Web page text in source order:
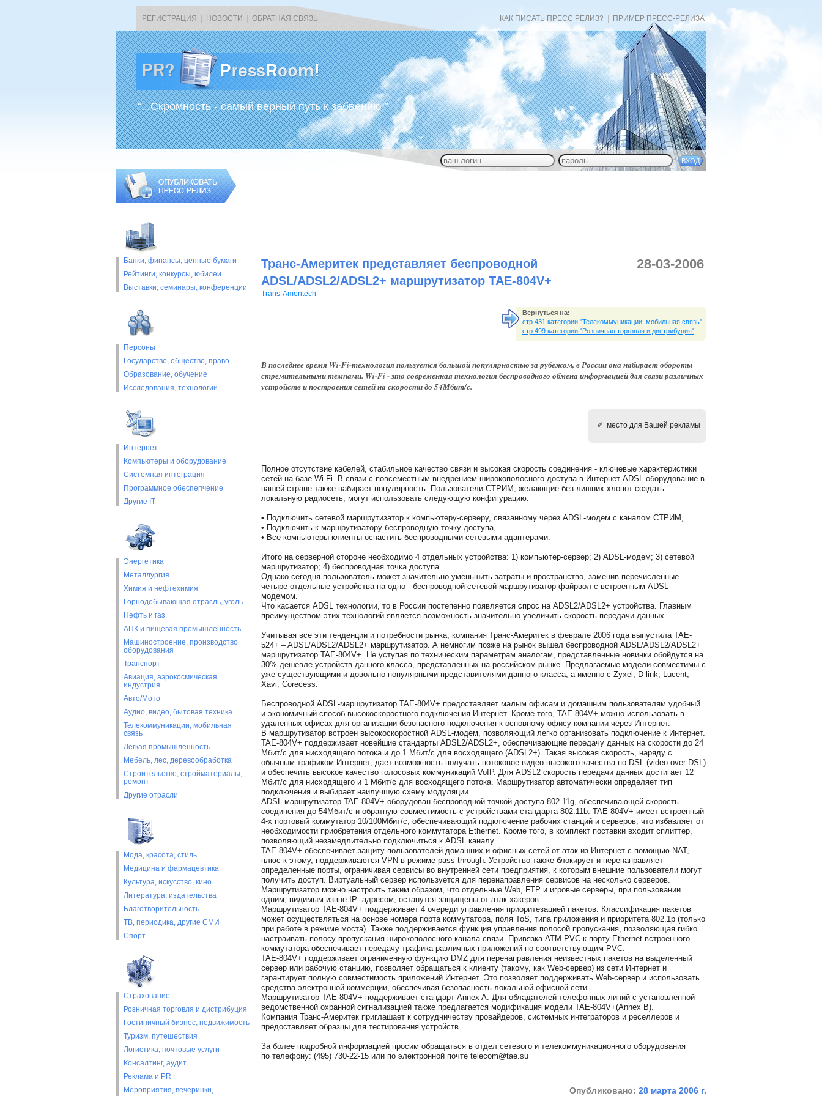
РЕГИСТРАЦИЯ НОВОСТИ ОБРАТНАЯ СВЯЗЬ КАК ПИСАТЬ ПРЕСС РЕЛИЗ? ПРИМЕР ПРЕСС-РЕЛИЗА
“...Скромность - самый верный путь к забвению!”
Банки, финансы, ценные бумаги
Рейтинги, конкурсы, юбилеи
Выставки, cеминары, конференции
Персоны
Государство, общество, право
Образование, обучение
Исследования, технологии
Интернет
Компьютеры и оборудование
Системная интеграция
Программное обеспепчение
Другие IT
Энергетика
Металлургия
Химия и нефтехимия
Горнодобывающая отрасль, уголь
Нефть и газ
АПК и пищевая промышленность
Машиностроение, производство
оборудования
Транспорт
Авиация, аэрокосмическая
индустрия
Авто/Мото
Аудио, видео, бытовая техника
Телекоммуникации, мобильная
связь
Легкая промышленность
Мебель, лес, деревообработка
Строительство, стройматериалы,
ремонт
Другие отрасли
Мода, красота, стиль
Медицина и фармацевтика
Культура, искусство, кино
Литература, издательства
Благотворительность
ТВ, периодика, другие СМИ
Спорт
Страхование
Розничная торговля и дистрибуция
Гостиничный бизнес, недвижимость
Туризм, путешествия
Логистика, почтовые услуги
Консалтинг, аудит
Реклама и PR
Мероприятия, вечеринки,
Транс-Америтек представляет беспроводной
ADSL/ADSL2/ADSL2+ маршрутизатор TAE-804V+
Trans-Ameritech
28-03-2006
Вернуться на:
стр.431 категории "Телекоммуникации, мобильная связь"
стр.499 категории "Розничная торговля и дистрибуция"
В последнее время Wi-Fi-технология пользуется большой популярностью за рубежом, в России она набирает обороты
стремительными темпами. Wi-Fi - это современная технология беспроводного обмена информацией для связи различных
устройств и построения сетей на скорости до 54Мбит/с.
✐ место для Вашей рекламы
Полное отсутствие кабелей, стабильное качество связи и высокая скорость соединения - ключевые характеристики
сетей на базе Wi-Fi. В связи с повсеместным внедрением широкополосного доступа в Интернет ADSL оборудование в
нашей стране также набирает популярность. Пользователи СТРИМ, желающие без лишних хлопот создать
локальную радиосеть, могут использовать следующую конфигурацию:
• Подключить сетевой маршрутизатор к компьютеру-серверу, связанному через ADSL-модем с каналом СТРИМ,
• Подключить к маршрутизатору беспроводную точку доступа,
• Все компьютеры-клиенты оснастить беспроводными сетевыми адаптерами.
Итого на серверной стороне необходимо 4 отдельных устройства: 1) компьютер-сервер; 2) ADSL-модем; 3) сетевой
маршрутизатор; 4) беспроводная точка доступа.
Однако сегодня пользователь может значительно уменьшить затраты и пространство, заменив перечисленные
четыре отдельные устройства на одно - беспроводной сетевой маршрутизатор-файрвол с встроенным ADSL-
модемом.
Что касается ADSL технологии, то в России постепенно появляется спрос на ADSL2/ADSL2+ устройства. Главным
преимуществом этих технологий является возможность значительно увеличить скорость передачи данных.
Учитывая все эти тенденции и потребности рынка, компания Транс-Америтек в феврале 2006 года выпустила TAE-
524+ – ADSL/ADSL2/ADSL2+ маршрутизатор. А немногим позже на рынок вышел беспроводной ADSL/ADSL2/ADSL2+
маршрутизатор TAE-804V+. Не уступая по техническим параметрам аналогам, представленные новинки обойдутся на
30% дешевле устройств данного класса, представленных на российском рынке. Предлагаемые модели совместимы с
уже существующими и довольно популярными представителями данного класса, а именно с Zyxel, D-link, Lucent,
Xavi, Corecess.
Беспроводной ADSL-маршрутизатор TAE-804V+ предоставляет малым офисам и домашним пользователям удобный
и экономичный способ высокоскоростного подключения Интернет. Кроме того, TAE-804V+ можно использовать в
удаленных офисах для организации безопасного подключения к основному офису компании через Интернет.
В маршрутизатор встроен высокоскоростной ADSL-модем, позволяющий легко организовать подключение к Интернет.
TAE-804V+ поддерживает новейшие стандарты ADSL2/ADSL2+, обеспечивающие передачу данных на скорости до 24
Мбит/с для нисходящего потока и до 1 Мбит/с для восходящего (ADSL2+). Такая высокая скорость, наряду с
обычным трафиком Интернет, дает возможность получать потоковое видео высокого качества по DSL (video-over-DSL)
и обеспечить высокое качество голосовых коммуникаций VoIP. Для ADSL2 скорость передачи данных достигает 12
Мбит/с для нисходящего и 1 Мбит/с для восходящего потока. Маршрутизатор автоматически определяет тип
подключения и выбирает наилучшую схему модуляции.
ADSL-маршрутизатор TAE-804V+ оборудован беспроводной точкой доступа 802.11g, обеспечивающей скорость
соединения до 54Мбит/с и обратную совместимость с устройствами стандарта 802.11b. TAE-804V+ имеет встроенный
4-х портовый коммутатор 10/100Мбит/с, обеспечивающий подключение рабочих станций и серверов, что избавляет от
необходимости приобретения отдельного коммутатора Ethernet. Кроме того, в комплект поставки входит сплиттер,
позволяющий незамедлительно подключиться к ADSL каналу.
TAE-804V+ обеспечивает защиту пользователей домашних и офисных сетей от атак из Интернет с помощью NAT,
плюс к этому, поддерживаются VPN в режиме pass-through. Устройство также блокирует и перенаправляет
определенные порты, ограничивая сервисы во внутренней сети предприятия, к которым внешние пользователи могут
получить доступ. Виртуальный сервер используется для перенаправления сервисов на несколько серверов.
Маршрутизатор можно настроить таким образом, что отдельные Web, FTP и игровые серверы, при пользовании
одним, видимым извне IP- адресом, останутся защищены от атак хакеров.
Маршрутизатор TAE-804V+ поддерживает 4 очереди управления приоритезацией пакетов. Классификация пакетов
может осуществляться на основе номера порта коммутатора, поля ToS, типа приложения и приоритета 802.1p (только
при работе в режиме моста). Также поддерживается функция управления полосой пропускания, позволяющая гибко
настраивать полосу пропускания широкополосного канала связи. Привязка ATM PVC к порту Ethernet встроенного
коммутатора обеспечивает передачу трафика различных приложений по соответствующим PVC.
TAE-804V+ поддерживает ограниченную функцию DMZ для перенаправления неизвестных пакетов на выделенный
сервер или рабочую станцию, позволяет обращаться к клиенту (такому, как Web-сервер) из сети Интернет и
гарантирует полную совместимость приложений Интернет. Это позволяет поддерживать Web-сервер и использовать
средства электронной коммерции, обеспечивая безопасность локальной офисной сети.
Маршрутизатор TAE-804V+ поддерживает стандарт Annex A. Для обладателей телефонных линий с установленной
ведомственной охранной сигнализацией также предлагается модификация модели TAE-804V+(Annex B).
Компания Транс-Америтек приглашает к сотрудничеству провайдеров, системных интеграторов и реселлеров и
предоставляет образцы для тестирования устройств.
За более подробной информацией просим обращаться в отдел сетевого и телекоммуникационного оборудования
по телефону: (495) 730-22-15 или по электронной почте telecom@tae.su
Опубликовано: 28 марта 2006 г.